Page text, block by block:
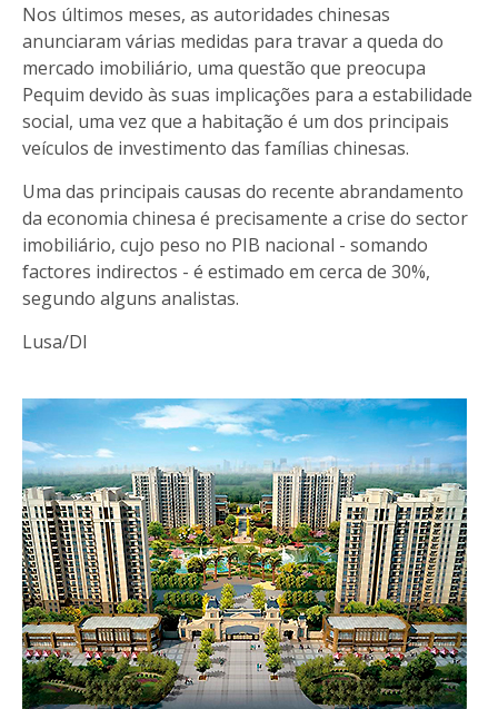
Nos últimos meses, as autoridades chinesas
anunciaram várias medidas para travar a queda do
mercado imobiliário, uma questão que preocupa
Pequim devido às suas implicações para a estabilidade
social, uma vez que a habitação é um dos principais
veículos de investimento das famílias chinesas.
Uma das principais causas do recente abrandamento
da economia chinesa é precisamente a crise do sector
imobiliário, cujo peso no PIB nacional - somando
factores indirectos - é estimado em cerca de 30%,
segundo alguns analistas.
Lusa/DI